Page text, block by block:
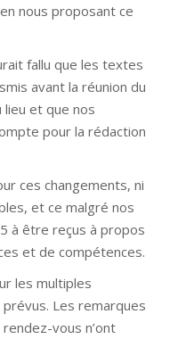
nous proposant ce
fallu que les textes
avant la réunion du
lieu et que nos
pour la rédaction
ces changements, ni
et ce malgré nos
à être reçus à propos
et de compétences.
les multiples
Les remarques
vous n’ont